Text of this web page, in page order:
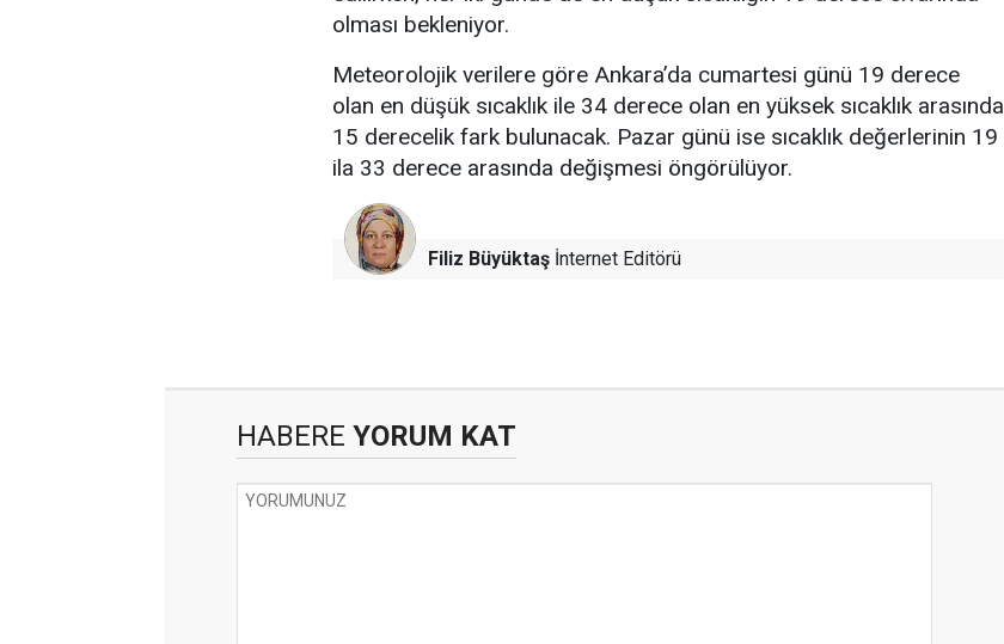
olması bekleniyor.
Meteorolojik verilere göre Ankara’da cumartesi günü 19 derece
olan en düşük sıcaklık ile 34 derece olan en yüksek sıcaklık arasında
15 derecelik fark bulunacak. Pazar günü ise sıcaklık değerlerinin 19
ila 33 derece arasında değişmesi öngörülüyor.
Filiz Büyüktaş İnternet Editörü
HABERE YORUM KAT